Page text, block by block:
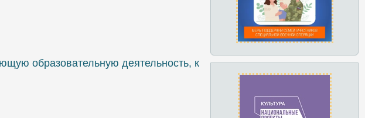
образовательную деятельность, к